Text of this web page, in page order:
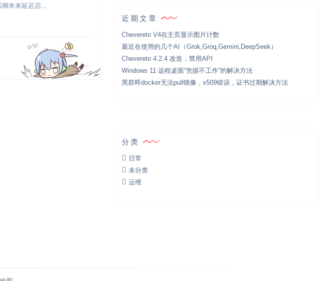
本来延迟启...
近期文章
Chevereto V4在主页显示图片计数
最近在使用的几个AI（Grok,Groq,Gemini,DeepSeek）
Chevereto 4.2.4 改造，禁用API
Windows 11 远程桌面“凭据不工作”的解决方法
黑群晖docker无法pull镜像，x509错误，证书过期解决方法
分类
日常
未分类
运维